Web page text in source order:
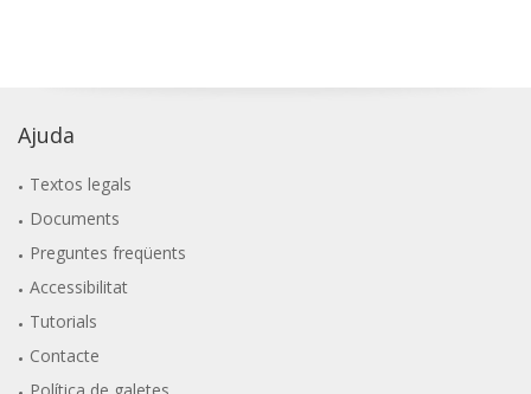
Ajuda
Textos legals
Documents
Preguntes freqüents
Accessibilitat
Tutorials
Contacte